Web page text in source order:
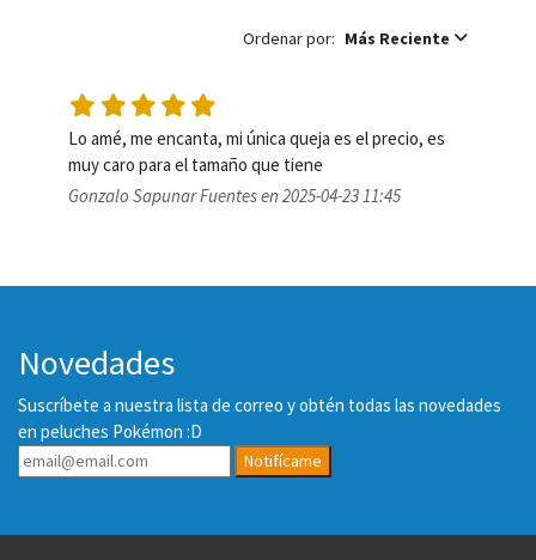
Ordenar por: Más Reciente
Lo amé, me encanta, mi única queja es el precio, es
muy caro para el tamaño que tiene
Gonzalo Sapunar Fuentes en 2025-04-23 11:45
Novedades
Suscríbete a nuestra lista de correo y obtén todas las novedades
en peluches Pokémon :D
Notifícame